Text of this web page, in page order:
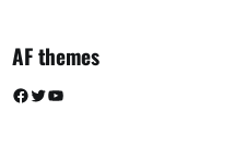
AF themes
Facebook Twitter YouTube